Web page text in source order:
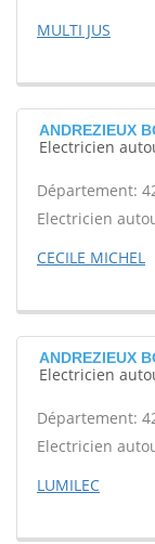
MULTI JUS
ANDREZIEUX
Electricien
Département:
Electricien
CECILE MICHEL
ANDREZIEUX
Electricien
Département:
Electricien
LUMILEC